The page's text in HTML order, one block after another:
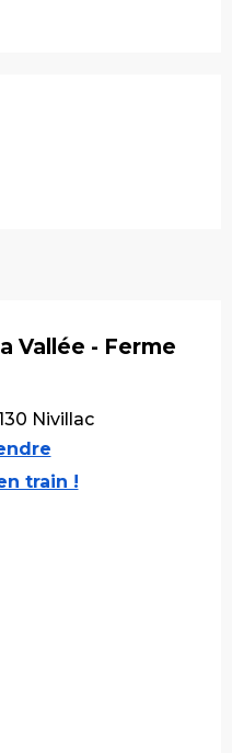
Vallée - Ferme
Nivillac
train !